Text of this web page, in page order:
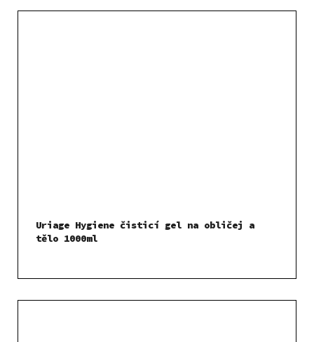
Uriage Hygiene čisticí gel na obličej a
tělo 1000ml